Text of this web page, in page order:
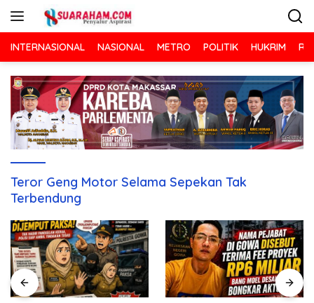
INTERNASIONAL NASIONAL METRO POLITIK HUKRIM
Teror Geng Motor Selama Sepekan Tak
Terbendung